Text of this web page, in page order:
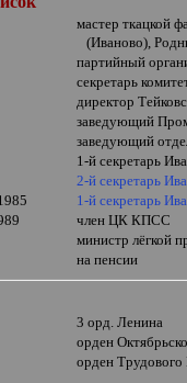
мастер ткацкой
(Иваново),
партийный
секретарь
директор
заведующий
заведующий
1-й секретарь
2-й секретарь
1-й секретарь
член ЦК КПСС
министр лёгкой
на пенсии
3 орд. Ленина
орден
орден